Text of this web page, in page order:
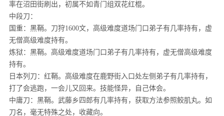
率在沼田街刷出，初属不如青门组双花红棍。
中段刀：
国重：黑鞘。刀狩1600文，高级难度道场门口弟子有几率持有，虚
无僧高级难度持有。
炼狱：黑鞘。高级难度道场门口弟子有几率持有，虚无僧高级难度
持有。
日本列刀：红鞘。高级难度在鹿野街入口处左侧弟子有几率持有，
打了会逃跑，一会儿又回来。技能怪异，自己体会。
中庸刀：黑鞘。武藤乡四郎有几率持有，获取方法参照鲛肌丸。如
刀名，毫无特殊之处，收藏向。